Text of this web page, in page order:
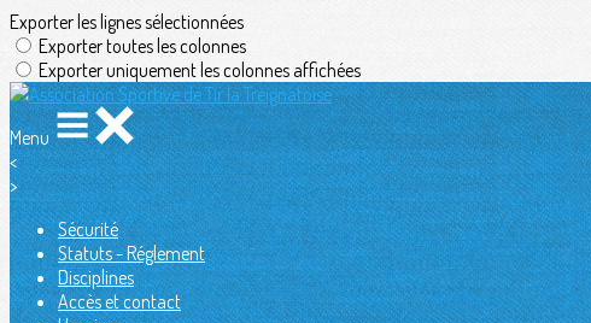
Exporter les lignes sélectionnées
Exporter toutes les colonnes
Exporter uniquement les colonnes affichées
Menu
<
>
Sécurité
Statuts - Réglement
Disciplines
Accès et contact